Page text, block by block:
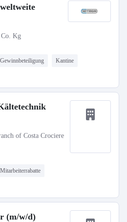
Kg
Gewinnbeteiligung Kantine
of Costa Crociere
Mitarbeiterrabatte
(m/w/d)